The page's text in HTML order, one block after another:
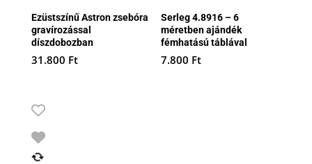
Ezüstszínű Astron zsebóra
gravírozással
díszdobozban
31.800 Ft
Serleg 4.8916 – 6
méretben ajándék
fémhatású táblával
7.800 Ft